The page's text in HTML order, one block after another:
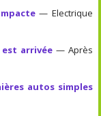
— Electrique
arrivée— Après
autos simples